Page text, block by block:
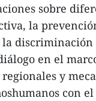
sobre
la
en el
y
con